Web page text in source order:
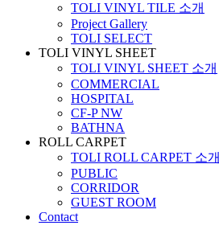
TOLI VINYL TILE 소개
Project Gallery
TOLI SELECT
TOLI VINYL SHEET
TOLI VINYL SHEET 소개
COMMERCIAL
HOSPITAL
CF-P NW
BATHNA
ROLL CARPET
TOLI ROLL CARPET 소개
PUBLIC
CORRIDOR
GUEST ROOM
Contact